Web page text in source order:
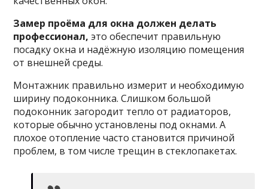
Замер проёма для окна должен делать
профессионал, это обеспечит правильную
посадку окна и надёжную изоляцию помещения
от внешней среды.
Монтажник правильно измерит и необходимую
ширину подоконника. Слишком большой
подоконник загородит тепло от радиаторов,
которые обычно установлены под окнами. А
плохое отопление часто становится причиной
проблем, в том числе трещин в стеклопакетах.